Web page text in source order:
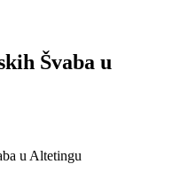
Švaba u
u Altetingu